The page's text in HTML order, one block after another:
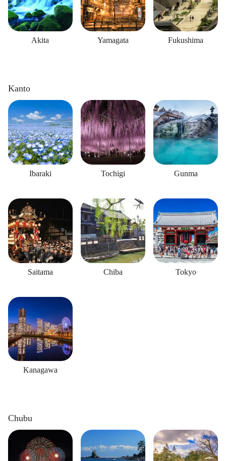
Akita Yamagata Fukushima
Kanto
Ibaraki Tochigi Gunma
Saitama Chiba Tokyo
Kanagawa
Chubu